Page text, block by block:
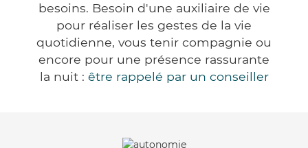
besoins. Besoin d'une auxiliaire de vie
pour réaliser les gestes de la vie
quotidienne, vous tenir compagnie ou
encore pour une présence rassurante
la nuit : être rappelé par un conseiller